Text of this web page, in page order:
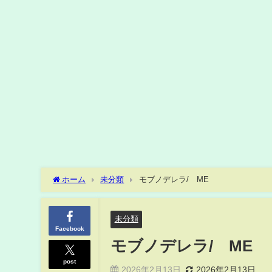
ホーム 未分類 モブノデレラ/≠ME
Facebook
post
未分類
モブノデレラ/≠ME
2026年2月13日 2026年2月13日